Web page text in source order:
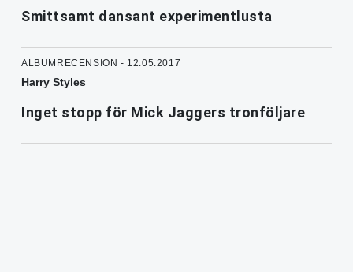
Smittsamt dansant experimentlusta
ALBUMRECENSION - 12.05.2017
Harry Styles
Inget stopp för Mick Jaggers tronföljare